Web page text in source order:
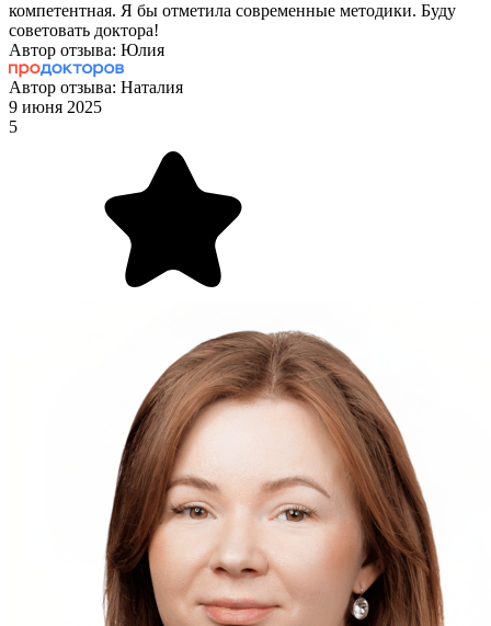
компетентная. Я бы отметила современные методики. Буду
советовать доктора!
Автор отзыва: Юлия
Автор отзыва: Наталия
9 июня 2025
5